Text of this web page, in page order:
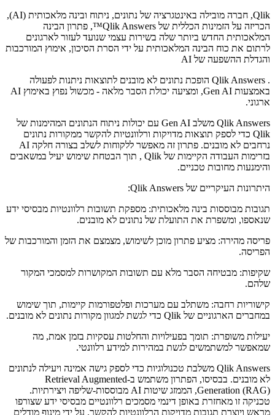
Qlik, חברה מובילה באינטגרציה של נתונים, ניתוח ובינה מלאכותית (AI),
הכריזה על הזמינות הכללית של Qlik Answers™, פתרון הבינה
המלאכותית החדש ביותר שלה בשירות עצמי שנועד לעזור לארגונים
לרתום את כוח הבינה המלאכותית על ידי הסרת הסיכון, אימוץ המורכבות
והגדלת ההשפעה של AI
. Qlik Answers הופכת נתונים לא מובנים לתוצאות ניתנות לפעולה
באמצעות Gen AI, ומציעה יכולת הסבר מלאה - מכשול נפוץ באימוץ AI
ארגוני.
Qlik Answers משלב Gen AI עם יכולות ניתוח הנתונים המהימנות של
Qlik כדי לספק תוצאות מדויקות ורלוונטיות להקשר ממקורות נתונים
נרחבים לא מובנים. פתרון זה מאפשר ללקוחות לשלב בצורה חלקה AI
בזרימות העבודה הקיימות של Qlik , תוך הבטחת שימוש יעיל במשאבים
והימנעות מחובות טכניים.
היתרונות העיקריים של Qlik Answers:
תגובות מבוססות בינה מלאכותית: מספקת תשובות רלוונטיות מבסיסי ידע
שנאספו, ומשפרת את התועלת של נתונים לא מובנים.
פריסה מהירה: מציע פתרון מוכן לשימוש, מצמצם את הזמן והמורכבות של
הפריסה.
שקיפות: מבטיחה הסבר מלא עם תשובות המקושרות למסמכי המקור
שלהם.
קישוריות רחבה: משתלב עם מערכות ופלטפורמות קיימות, תוך שימוש
במחברים הארגוניים של Qlik כדי לגשת למגוון מקורות נתונים לא מובנים.
יעילות משופרת: תומך בפעילויות והחלטות עסקיות בזמן אמת, מה
שמאפשר למשתמשים לגשת במהירות למידע רלוונטי.
Qlik Answers משלבת טכנולוגיות כדי לספק גישה אמינה ויעילה לנתונים
לא מובנים. בבסיסו, הפתרון משתמש ב-Retrieval Augmented
Generation (RAG), הממזג שיטות AI מבוססות-שליפה ויצירתיות.
טכניקה זו מאחזרת באופן דינמי מסמכים רלוונטיים מבסיסי ידע שצורפו
מראש ויוצרת תגובות מדויקות הרלוונטיות להקשר. על ידי מינוף מודלים